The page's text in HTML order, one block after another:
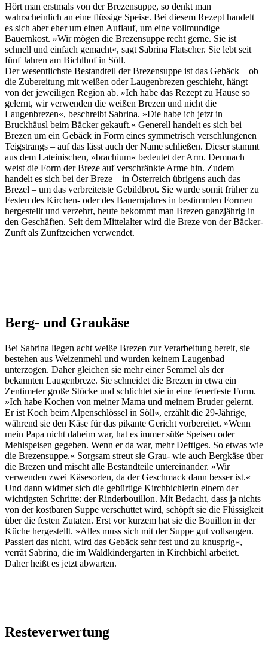
Hört man erstmals von der Brezensuppe, so denkt man
wahrscheinlich an eine flüssige Speise. Bei diesem Rezept handelt
es sich aber eher um einen Auflauf, um eine vollmundige
Bauernkost. »Wir mögen die Brezensuppe recht gerne. Sie ist
schnell und einfach gemacht«, sagt Sabrina Flatscher. Sie lebt seit
fünf Jahren am Bichlhof in Söll.
Der wesentlichste Bestandteil der Brezensuppe ist das Gebäck – ob
die Zubereitung mit weißen oder Laugenbrezen geschieht, hängt
von der jeweiligen Region ab. »Ich habe das Rezept zu Hause so
gelernt, wir verwenden die weißen Brezen und nicht die
Laugenbrezen«, beschreibt Sabrina. »Die habe ich jetzt in
Bruckhäusl beim Bäcker gekauft.« Generell handelt es sich bei
Brezen um ein Gebäck in Form eines symmetrisch verschlungenen
Teigstrangs – auf das lässt auch der Name schließen. Dieser stammt
aus dem Lateinischen, »brachium« bedeutet der Arm. Demnach
weist die Form der Breze auf verschränkte Arme hin. Zudem
handelt es sich bei der Breze – in Österreich übrigens auch das
Brezel – um das verbreitetste Gebildbrot. Sie wurde somit früher zu
Festen des Kirchen- oder des Bauernjahres in bestimmten Formen
hergestellt und verzehrt, heute bekommt man Brezen ganzjährig in
den Geschäften. Seit dem Mittelalter wird die Breze von der Bäcker-
Zunft als Zunftzeichen verwendet.
Berg- und Graukäse
Bei Sabrina liegen acht weiße Brezen zur Verarbeitung bereit, sie
bestehen aus Weizenmehl und wurden keinem Laugenbad
unterzogen. Daher gleichen sie mehr einer Semmel als der
bekannten Laugenbreze. Sie schneidet die Brezen in etwa ein
Zentimeter große Stücke und schlichtet sie in eine feuerfeste Form.
»Ich habe Kochen von meiner Mama und meinem Bruder gelernt.
Er ist Koch beim Alpenschlössel in Söll«, erzählt die 29-Jährige,
während sie den Käse für das pikante Gericht vorbereitet. »Wenn
mein Papa nicht daheim war, hat es immer süße Speisen oder
Mehlspeisen gegeben. Wenn er da war, mehr Deftiges. So etwas wie
die Brezensuppe.« Sorgsam streut sie Grau- wie auch Bergkäse über
die Brezen und mischt alle Bestandteile untereinander. »Wir
verwenden zwei Käsesorten, da der Geschmack dann besser ist.«
Und dann widmet sich die gebürtige Kirchbichlerin einem der
wichtigsten Schritte: der Rinderbouillon. Mit Bedacht, dass ja nichts
von der kostbaren Suppe verschüttet wird, schöpft sie die Flüssigkeit
über die festen Zutaten. Erst vor kurzem hat sie die Bouillon in der
Küche hergestellt. »Alles muss sich mit der Suppe gut vollsaugen.
Passiert das nicht, wird das Gebäck sehr fest und zu knusprig«,
verrät Sabrina, die im Waldkindergarten in Kirchbichl arbeitet.
Daher heißt es jetzt abwarten.
Resteverwertung